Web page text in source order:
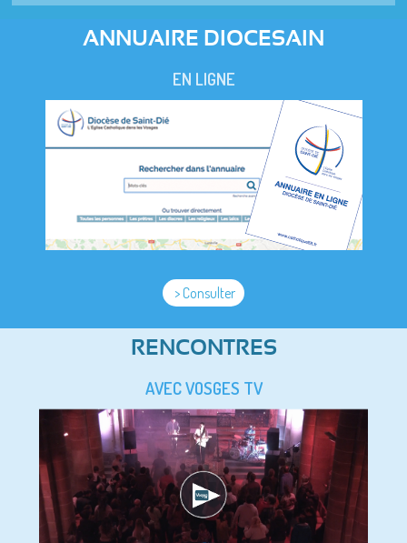
ANNUAIRE DIOCESAIN
EN LIGNE
> Consulter
RENCONTRES
AVEC VOSGES TV